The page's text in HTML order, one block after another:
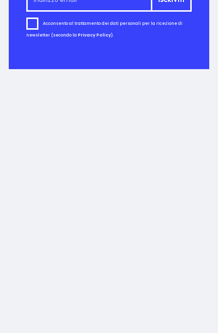
Acconsento al trattamento dei dati personali per la ricezione di
newsletter (secondo la Privacy Policy).